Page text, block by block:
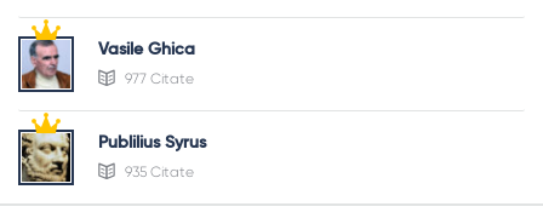
Vasile Ghica
977 Citate
Publilius Syrus
935 Citate